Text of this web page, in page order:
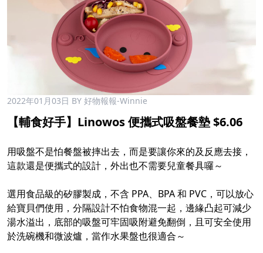
2022年01月03日 BY 好物報報-Winnie
【輔食好手】Linowos 便攜式吸盤餐墊 $6.06
用吸盤不是怕餐盤被摔出去，而是要讓你來的及反應去接，
這款還是便攜式的設計，外出也不需要兒童餐具囉～
選用食品級的矽膠製成，不含 PPA、BPA 和 PVC，可以放心
給寶貝們使用，分隔設計不怕食物混一起，邊緣凸起可減少
湯水溢出，底部的吸盤可牢固吸附避免翻倒，且可安全使用
於洗碗機和微波爐，當作水果盤也很適合～